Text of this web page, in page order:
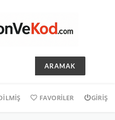
ARAMAK
FAVORILER GIRIŞ